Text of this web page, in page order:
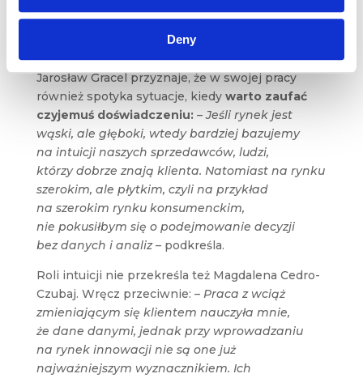
Deny
Jarosław Gracel przyznaje, że w swojej pracy
również spotyka sytuacje, kiedy warto zaufać
czyjemuś doświadczeniu: – Jeśli rynek jest
wąski, ale głęboki, wtedy bardziej bazujemy
na intuicji naszych sprzedawców, ludzi,
którzy dobrze znają klienta. Natomiast na rynku
szerokim, ale płytkim, czyli na przykład
na szerokim rynku konsumenckim,
nie pokusiłbym się o podejmowanie decyzji
bez danych i analiz –podkreśla.
Roli intuicji nie przekreśla też Magdalena Cedro-
Czubaj. Wręcz przeciwnie: – Praca z wciąż
zmieniającym się klientem nauczyła mnie,
że dane danymi, jednak przy wprowadzaniu
na rynek innowacji nie są one już
najważniejszym wyznacznikiem. Ich